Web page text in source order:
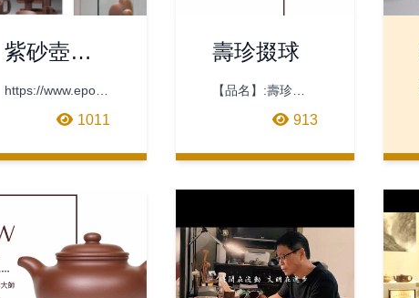
紫砂壺工
藝美術大
師林靖崧
紫砂工藝
的開拓者
https://www.epochtimes.com.tw/n465544/
請按連結看原報導
1011
壽珍掇球
【品名】:壽珍掇
球【泥料】:宜興
頂級底曹青【規
格】:18*12.4*13.4(cm)
913